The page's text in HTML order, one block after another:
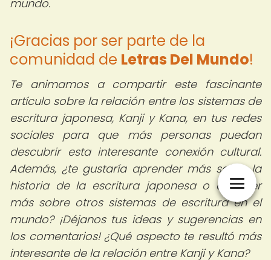
mundo.
¡Gracias por ser parte de la
comunidad de Letras Del Mundo!
Te animamos a compartir este fascinante
artículo sobre la relación entre los sistemas de
escritura japonesa, Kanji y Kana, en tus redes
sociales para que más personas puedan
descubrir esta interesante conexión cultural.
Además, ¿te gustaría aprender más sobre la
historia de la escritura japonesa o conocer
más sobre otros sistemas de escritura en el
mundo? ¡Déjanos tus ideas y sugerencias en
los comentarios! ¿Qué aspecto te resultó más
interesante de la relación entre Kanji y Kana?